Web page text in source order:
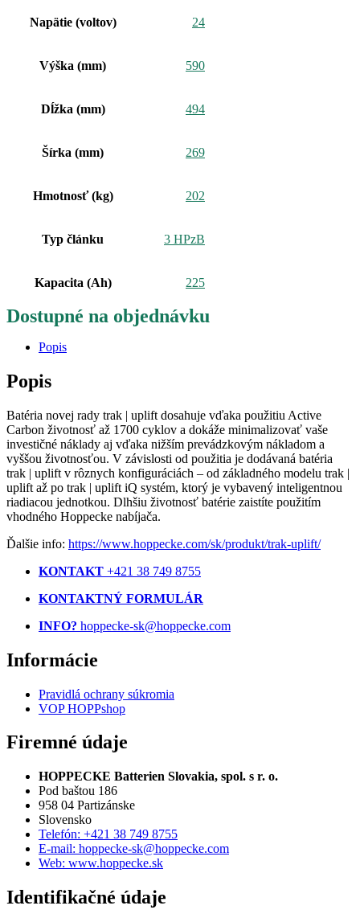
Napätie (voltov) 24
Výška (mm) 590
Dĺžka (mm) 494
Šírka (mm) 269
Hmotnosť (kg) 202
Typ článku 3 HPzB
Kapacita (Ah) 225
Dostupné na objednávku
Popis
Popis
Batéria novej rady trak | uplift dosahuje vďaka použitiu Active
Carbon životnosť až 1700 cyklov a dokáže minimalizovať vaše
investičné náklady aj vďaka nižším prevádzkovým nákladom a
vyššou životnosťou. V závislosti od použitia je dodávaná batéria
trak | uplift v rôznych konfiguráciách – od základného modelu trak |
uplift až po trak | uplift iQ systém, ktorý je vybavený inteligentnou
riadiacou jednotkou. Dlhšiu životnosť batérie zaistíte použitím
vhodného Hoppecke nabíjača.
Ďalšie info: https://www.hoppecke.com/sk/produkt/trak-uplift/
KONTAKT +421 38 749 8755
KONTAKTNÝ FORMULÁR
INFO? hoppecke-sk@hoppecke.com
Informácie
Pravidlá ochrany súkromia
VOP HOPPshop
Firemné údaje
HOPPECKE Batterien Slovakia, spol. s r. o.
Pod baštou 186
958 04 Partizánske
Slovensko
Telefón: +421 38 749 8755
E-mail: hoppecke-sk@hoppecke.com
Web: www.hoppecke.sk
Identifikačné údaje